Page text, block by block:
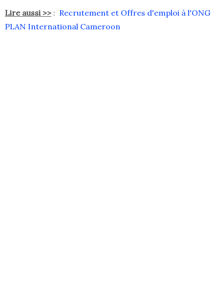
Lire aussi >> : Recrutement et Offres d'emploi à l'ONG
PLAN International Cameroon